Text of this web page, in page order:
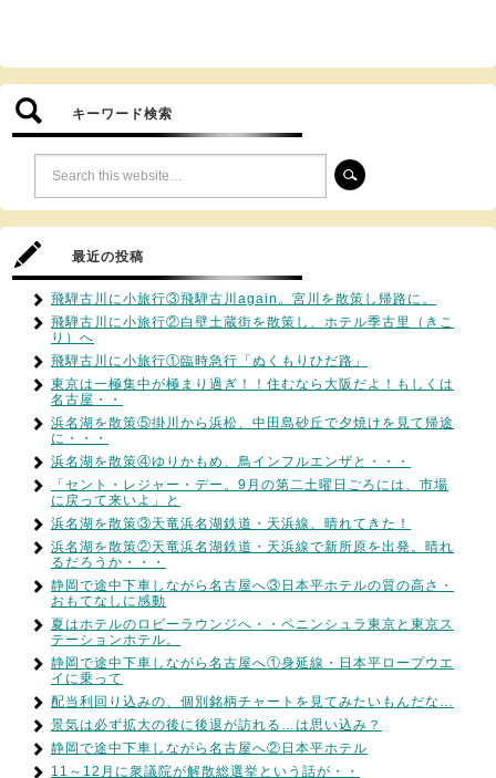
キーワード検索
最近の投稿
飛騨古川に小旅行③飛騨古川again。宮川を散策し帰路に。
飛騨古川に小旅行②白壁土蔵街を散策し、ホテル季古里（きこ
り）へ
飛騨古川に小旅行①臨時急行「ぬくもりひだ路」
東京は一極集中が極まり過ぎ！！住むなら大阪だよ！もしくは
名古屋・・
浜名湖を散策⑤掛川から浜松、中田島砂丘で夕焼けを見て帰途
に・・・
浜名湖を散策④ゆりかもめ、鳥インフルエンザと・・・
「セント・レジャー・デー。9月の第二土曜日ごろには、市場
に戻って来いよ」と
浜名湖を散策③天竜浜名湖鉄道・天浜線、晴れてきた！
浜名湖を散策②天竜浜名湖鉄道・天浜線で新所原を出発。晴れ
るだろうか・・・
静岡で途中下車しながら名古屋へ③日本平ホテルの質の高さ・
おもてなしに感動
夏はホテルのロビーラウンジへ・・ペニンシュラ東京と東京ス
テーションホテル。
静岡で途中下車しながら名古屋へ①身延線・日本平ロープウエ
イに乗って
配当利回り込みの、個別銘柄チャートを見てみたいもんだな…
景気は必ず拡大の後に後退が訪れる…は思い込み？
静岡で途中下車しながら名古屋へ②日本平ホテル
11～12月に衆議院が解散総選挙という話が・・